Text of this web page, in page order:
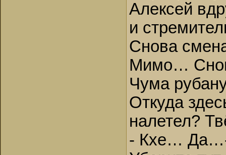
Алексей
и
Снова
Мимо…
Чума
Откуда
налетел?
- Кхе… Да…-